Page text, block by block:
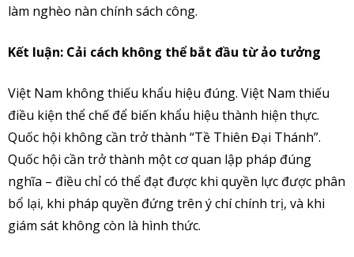
làm nghèo nàn chính sách công.
Kết luận: Cải cách không thể bắt đầu từ ảo tưởng
Việt Nam không thiếu khẩu hiệu đúng. Việt Nam thiếu
điều kiện thể chế để biến khẩu hiệu thành hiện thực.
Quốc hội không cần trở thành “Tề Thiên Đại Thánh”.
Quốc hội cần trở thành một cơ quan lập pháp đúng
nghĩa – điều chỉ có thể đạt được khi quyền lực được phân
bổ lại, khi pháp quyền đứng trên ý chí chính trị, và khi
giám sát không còn là hình thức.